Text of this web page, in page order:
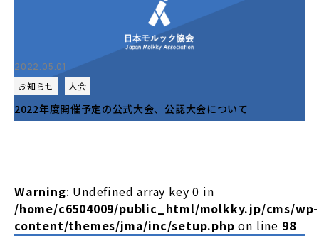
2022.05.01
お知らせ
大会
2022年度開催予定の公式大会、公認大会について
Warning: Undefined array key 0 in
/home/c6504009/public_html/molkky.jp/cms/wp-
content/themes/jma/inc/setup.php on line 98